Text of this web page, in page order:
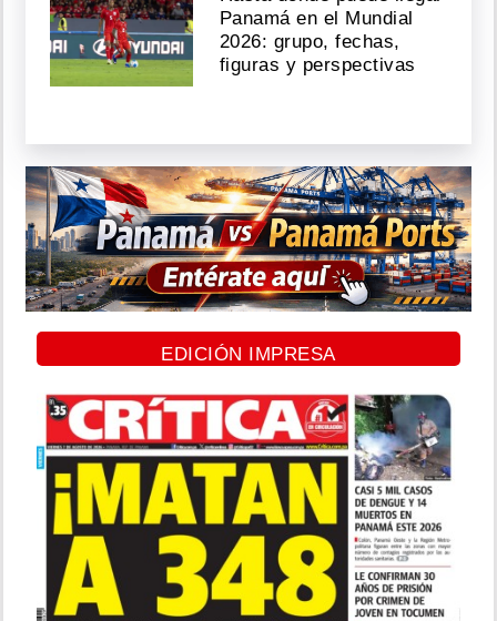
Panamá en el Mundial
2026: grupo, fechas,
figuras y perspectivas
EDICIÓN IMPRESA